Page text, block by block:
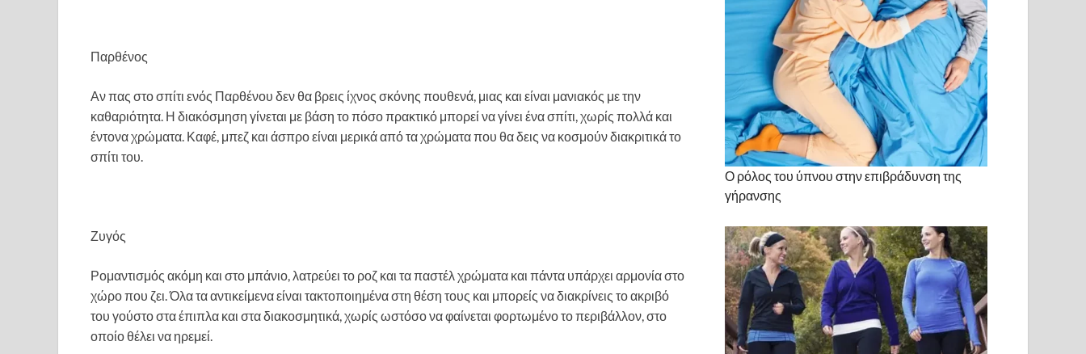
Παρθένος
Αν πας στο σπίτι ενός Παρθένου δεν θα βρεις ίχνος σκόνης πουθενά, μιας και είναι μανιακός με την
καθαριότητα. Η διακόσμηση γίνεται με βάση το πόσο πρακτικό μπορεί να γίνει ένα σπίτι, χωρίς πολλά και
έντονα χρώματα. Καφέ, μπεζ και άσπρο είναι μερικά από τα χρώματα που θα δεις να κοσμούν διακριτικά το
σπίτι του.
Ζυγός
Ρομαντισμός ακόμη και στο μπάνιο, λατρεύει το ροζ και τα παστέλ χρώματα και πάντα υπάρχει αρμονία στο
χώρο που ζει. Όλα τα αντικείμενα είναι τακτοποιημένα στη θέση τους και μπορείς να διακρίνεις το ακριβό
του γούστο στα έπιπλα και στα διακοσμητικά, χωρίς ωστόσο να φαίνεται φορτωμένο το περιβάλλον, στο
οποίο θέλει να ηρεμεί.
Ο ρόλος του ύπνου στην επιβράδυνση της
γήρανσης